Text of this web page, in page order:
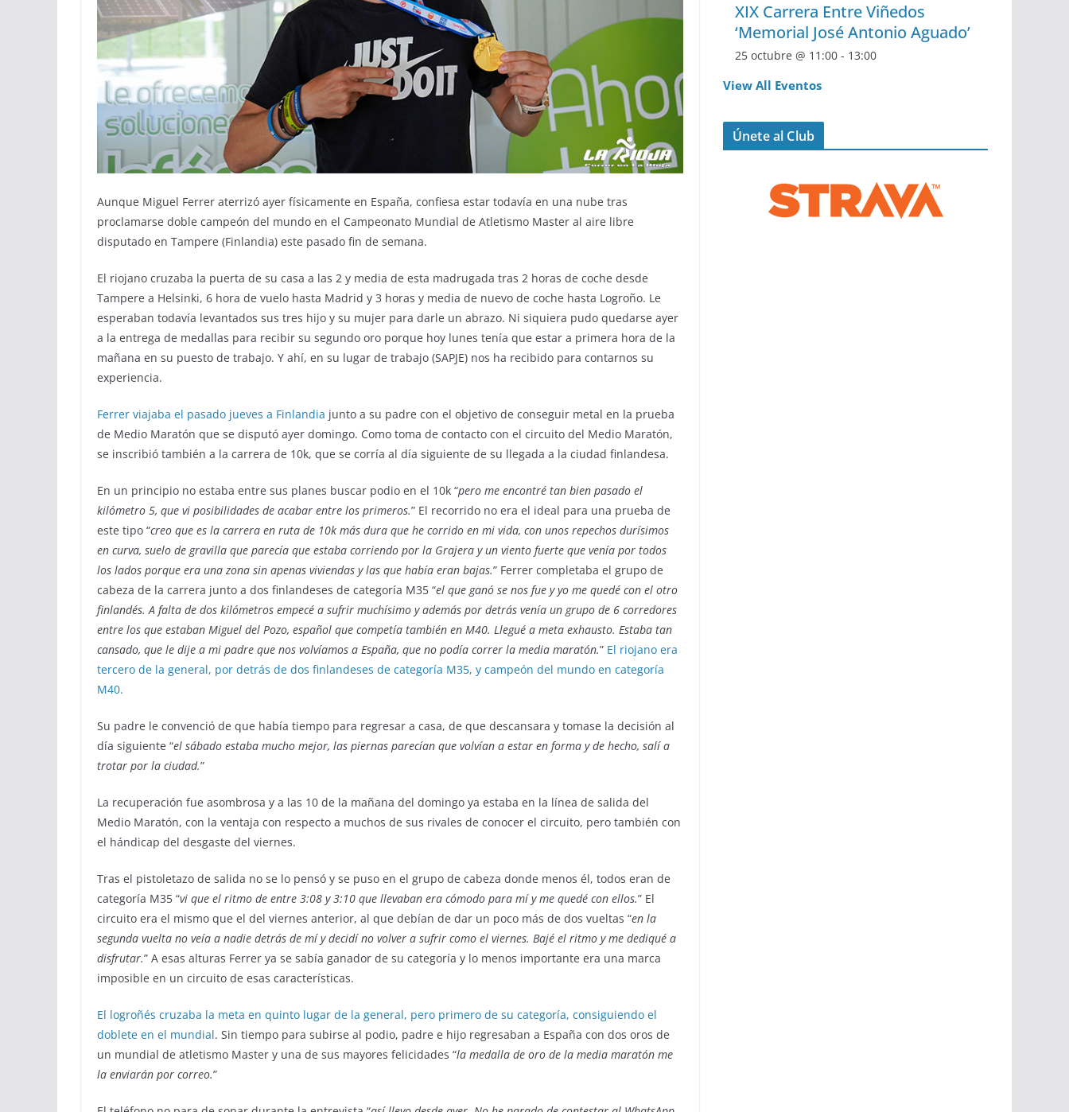
Aunque Miguel Ferrer aterrizó ayer físicamente en España, confiesa estar todavía en una nube tras
proclamarse doble campeón del mundo en el Campeonato Mundial de Atletismo Master al aire libre
disputado en Tampere (Finlandia) este pasado fin de semana.
El riojano cruzaba la puerta de su casa a las 2 y media de esta madrugada tras 2 horas de coche desde
Tampere a Helsinki, 6 hora de vuelo hasta Madrid y 3 horas y media de nuevo de coche hasta Logroño. Le
esperaban todavía levantados sus tres hijo y su mujer para darle un abrazo. Ni siquiera pudo quedarse ayer
a la entrega de medallas para recibir su segundo oro porque hoy lunes tenía que estar a primera hora de la
mañana en su puesto de trabajo. Y ahí, en su lugar de trabajo (SAPJE) nos ha recibido para contarnos su
experiencia.
Ferrer viajaba el pasado jueves a Finlandia junto a su padre con el objetivo de conseguir metal en la prueba
de Medio Maratón que se disputó ayer domingo. Como toma de contacto con el circuito del Medio Maratón,
se inscribió también a la carrera de 10k, que se corría al día siguiente de su llegada a la ciudad finlandesa.
En un principio no estaba entre sus planes buscar podio en el 10k “pero me encontré tan bien pasado el
kilómetro 5, que vi posibilidades de acabar entre los primeros.” El recorrido no era el ideal para una prueba de
este tipo “creo que es la carrera en ruta de 10k más dura que he corrido en mi vida, con unos repechos durísimos
en curva, suelo de gravilla que parecía que estaba corriendo por la Grajera y un viento fuerte que venía por todos
los lados porque era una zona sin apenas viviendas y las que había eran bajas.” Ferrer completaba el grupo de
cabeza de la carrera junto a dos finlandeses de categoría M35 “el que ganó se nos fue y yo me quedé con el otro
finlandés. A falta de dos kilómetros empecé a sufrir muchísimo y además por detrás venía un grupo de 6 corredores
entre los que estaban Miguel del Pozo, español que competía también en M40. Llegué a meta exhausto. Estaba tan
cansado, que le dije a mi padre que nos volvíamos a España, que no podía correr la media maratón.” El riojano era
tercero de la general, por detrás de dos finlandeses de categoría M35, y campeón del mundo en categoría
M40.
Su padre le convenció de que había tiempo para regresar a casa, de que descansara y tomase la decisión al
día siguiente “el sábado estaba mucho mejor, las piernas parecían que volvían a estar en forma y de hecho, salí a
trotar por la ciudad.”
La recuperación fue asombrosa y a las 10 de la mañana del domingo ya estaba en la línea de salida del
Medio Maratón, con la ventaja con respecto a muchos de sus rivales de conocer el circuito, pero también con
el hándicap del desgaste del viernes.
Tras el pistoletazo de salida no se lo pensó y se puso en el grupo de cabeza donde menos él, todos eran de
categoría M35 “vi que el ritmo de entre 3:08 y 3:10 que llevaban era cómodo para mí y me quedé con ellos.” El
circuito era el mismo que el del viernes anterior, al que debían de dar un poco más de dos vueltas “en la
segunda vuelta no veía a nadie detrás de mí y decidí no volver a sufrir como el viernes. Bajé el ritmo y me dediqué a
disfrutar.” A esas alturas Ferrer ya se sabía ganador de su categoría y lo menos importante era una marca
imposible en un circuito de esas características.
El logroñés cruzaba la meta en quinto lugar de la general, pero primero de su categoría, consiguiendo el
doblete en el mundial. Sin tiempo para subirse al podio, padre e hijo regresaban a España con dos oros de
un mundial de atletismo Master y una de sus mayores felicidades “la medalla de oro de la media maratón me
la enviarán por correo.”
XIX Carrera Entre Viñedos
‘Memorial José Antonio Aguado’
25 octubre @ 11:00 - 13:00
View All Eventos
Únete al Club